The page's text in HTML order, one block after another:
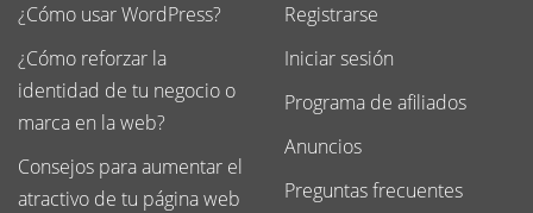
¿Cómo usar WordPress?
¿Cómo reforzar la
identidad de tu negocio o
marca en la web?
Consejos para aumentar el
atractivo de tu página web
Registrarse
Iniciar sesión
Programa de afiliados
Anuncios
Preguntas frecuentes